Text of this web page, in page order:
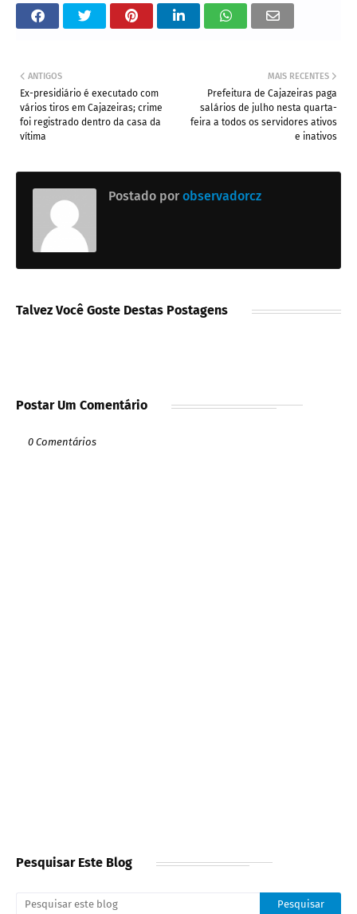
MAIS RECENTES
Prefeitura de Cajazeiras paga
salários de julho nesta quarta-
feira a todos os servidores ativos
e inativos
ANTIGOS
Ex-presidiário é executado com
vários tiros em Cajazeiras; crime
foi registrado dentro da casa da
vítima
Postado por observadorcz
Talvez Você Goste Destas Postagens
Postar Um Comentário
0 Comentários
Pesquisar Este Blog